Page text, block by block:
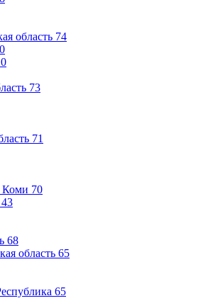
область 74
73
71
Коми 70
43
68
область 65
65